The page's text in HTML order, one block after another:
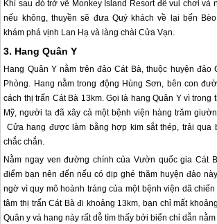
Khỉ sau đó trở về Monkey Island Resort để vui chơi và
nếu không, thuyền sẽ đưa Quý khách về lại bến
khám phá vịnh Lan Hạ và làng chài Cửa Vạn.
3. Hang Quân Y
Hang Quân Y nằm trênđảo Cát Bà, thuộc huyện đảo
Phòng. Hang nằm trong động Hùng Sơn, bên con
cách thị trấn Cát Bà 13km. Gọi là hang Quân Y vì
Mỹ, người ta đã xây cả một bệnh viện hàng trăm
Cửa hang được làm bằng hợp kim sắt thép, trải qua
chắc chắn.
Nằm ngay ven đường chính của Vườn quốc gia Cát
điểm bạn nên đến nếu có dịp ghé thăm huyện đảo
ngờ vì quy mô hoành tráng của một bệnh viện dã
tâm thị trấnCát Bàđi khoảng 13km, bạn chỉ mất
Quân y và hang này rất dễ tìm thấy bởi biển chỉ dẫn